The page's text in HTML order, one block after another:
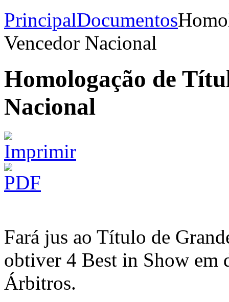
PrincipalDocumentos
Vencedor Nacional
Homologação de
Nacional
Fará jus ao Título de
obtiver 4 Best in Show em
Árbitros.